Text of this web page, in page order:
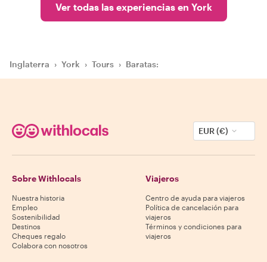
Ver todas las experiencias en York
Inglaterra › York › Tours › Baratas:
EUR (€)
Sobre Withlocals
Nuestra historia
Empleo
Sostenibilidad
Destinos
Cheques regalo
Colabora con nosotros
Viajeros
Centro de ayuda para viajeros
Política de cancelación para
viajeros
Términos y condiciones para
viajeros